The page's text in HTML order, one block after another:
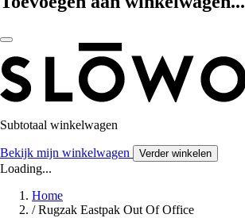
Subtotaal winkelwagen
Bekijk mijn winkelwagen Verder winkelen
Loading...
Home
/ Rugzak Eastpak Out Of Office